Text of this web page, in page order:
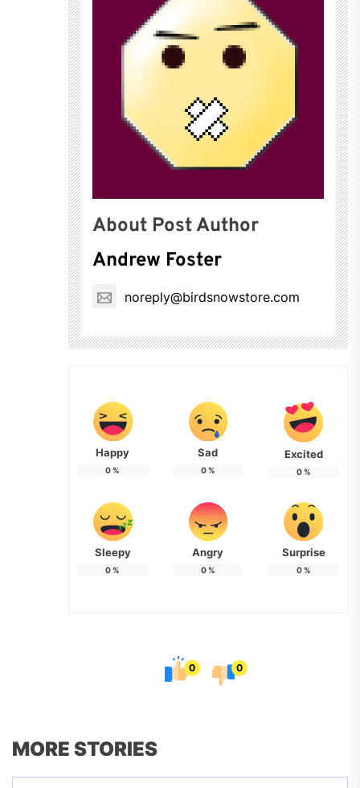
About Post Author
Andrew Foster
noreply@birdsnowstore.com
Happy
0%
Sad
0%
Excited
0%
Sleepy
0%
Angry
0%
Surprise
0%
0 0
MORE STORIES